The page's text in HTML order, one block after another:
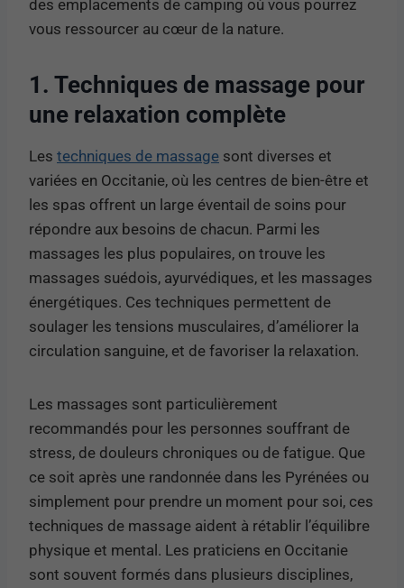
des emplacements de camping où vous pourrez
vous ressourcer au cœur de la nature.
1. Techniques de massage pour
une relaxation complète
Les techniques de massage sont diverses et
variées en Occitanie, où les centres de bien-être et
les spas offrent un large éventail de soins pour
répondre aux besoins de chacun. Parmi les
massages les plus populaires, on trouve les
massages suédois, ayurvédiques, et les massages
énergétiques. Ces techniques permettent de
soulager les tensions musculaires, d’améliorer la
circulation sanguine, et de favoriser la relaxation.
Les massages sont particulièrement
recommandés pour les personnes souffrant de
stress, de douleurs chroniques ou de fatigue. Que
ce soit après une randonnée dans les Pyrénées ou
simplement pour prendre un moment pour soi, ces
techniques de massage aident à rétablir l’équilibre
physique et mental. Les praticiens en Occitanie
sont souvent formés dans plusieurs disciplines,